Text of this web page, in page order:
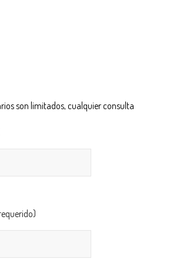
son limitados, cualquier consulta